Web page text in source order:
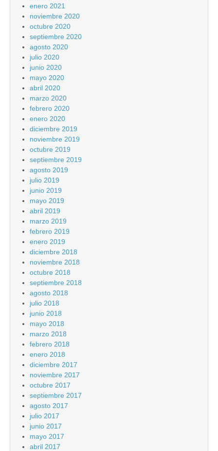
enero 2021
noviembre 2020
octubre 2020
septiembre 2020
agosto 2020
julio 2020
junio 2020
mayo 2020
abril 2020
marzo 2020
febrero 2020
enero 2020
diciembre 2019
noviembre 2019
octubre 2019
septiembre 2019
agosto 2019
julio 2019
junio 2019
mayo 2019
abril 2019
marzo 2019
febrero 2019
enero 2019
diciembre 2018
noviembre 2018
octubre 2018
septiembre 2018
agosto 2018
julio 2018
junio 2018
mayo 2018
marzo 2018
febrero 2018
enero 2018
diciembre 2017
noviembre 2017
octubre 2017
septiembre 2017
agosto 2017
julio 2017
junio 2017
mayo 2017
abril 2017